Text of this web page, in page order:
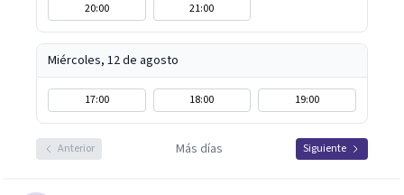
20:00 21:00
Miércoles, 12 de agosto
17:00 18:00 19:00
Anterior Más días Siguiente